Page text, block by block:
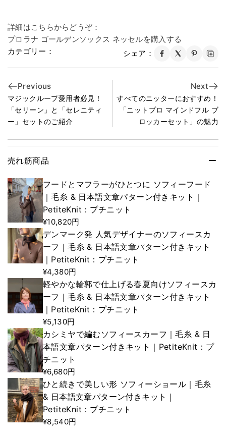
売れ筋商品
フードとマフラーがひとつに ソフィーフード
｜毛糸 & 日本語文章パターン付きキット｜
PetiteKnit：プチニット
¥10,820円
デンマーク発 人気デザイナーのソフィースカ
ーフ｜毛糸 & 日本語文章パターン付きキット
｜PetiteKnit：プチニット
¥4,380円
軽やかな輪郭で仕上げる春夏向けソフィースカ
ーフ｜毛糸 & 日本語文章パターン付きキット
｜PetiteKnit：プチニット
¥5,130円
カシミヤで編むソフィースカーフ｜毛糸 & 日
本語文章パターン付きキット｜PetiteKnit：プ
チニット
¥6,680円
ひと続きで美しい形 ソフィーショール｜毛糸
& 日本語文章パターン付きキット｜
PetiteKnit：プチニット
¥8,540円
詳細はこちらからどうぞ：
プロラナ ゴールデンソックス ネッセルを購入する
カテゴリー：
シェア：
Previous
マジックループ愛用者必見！
「セリーン」と「セレニティ
ー」セットのご紹介
Next
すべてのニッターにおすすめ！
「ニットプロ マインドフル ブ
ロッカーセット」の魅力